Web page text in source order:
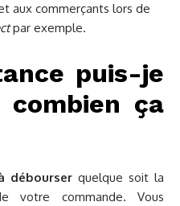
aux commerçants lors de
par exemple.
puis-je
ça
débourserquelque soit la
votre commande. Vous